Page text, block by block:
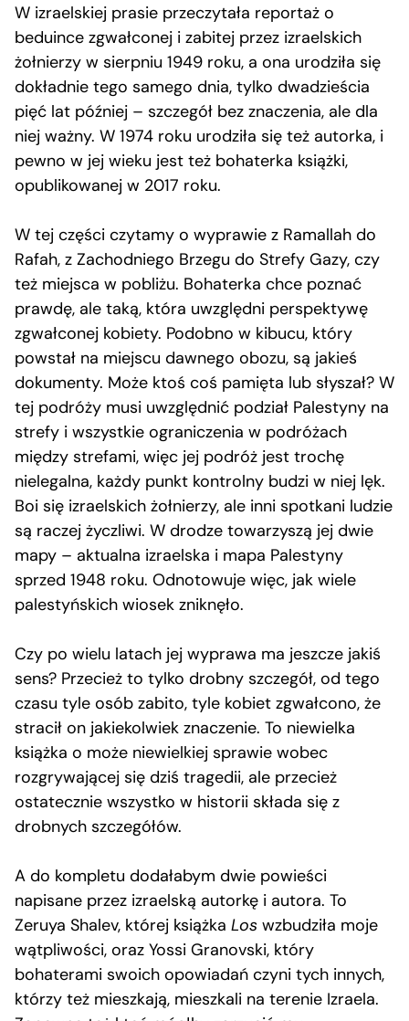
W izraelskiej prasie przeczytała reportaż o
beduince zgwałconej i zabitej przez izraelskich
żołnierzy w sierpniu 1949 roku, a ona urodziła się
dokładnie tego samego dnia, tylko dwadzieścia
pięć lat później – szczegół bez znaczenia, ale dla
niej ważny. W 1974 roku urodziła się też autorka, i
pewno w jej wieku jest też bohaterka książki,
opublikowanej w 2017 roku.
W tej części czytamy o wyprawie z Ramallah do
Rafah, z Zachodniego Brzegu do Strefy Gazy, czy
też miejsca w pobliżu. Bohaterka chce poznać
prawdę, ale taką, która uwzględni perspektywę
zgwałconej kobiety. Podobno w kibucu, który
powstał na miejscu dawnego obozu, są jakieś
dokumenty. Może ktoś coś pamięta lub słyszał? W
tej podróży musi uwzględnić podział Palestyny na
strefy i wszystkie ograniczenia w podróżach
między strefami, więc jej podróż jest trochę
nielegalna, każdy punkt kontrolny budzi w niej lęk.
Boi się izraelskich żołnierzy, ale inni spotkani ludzie
są raczej życzliwi. W drodze towarzyszą jej dwie
mapy – aktualna izraelska i mapa Palestyny
sprzed 1948 roku. Odnotowuje więc, jak wiele
palestyńskich wiosek zniknęło.
Czy po wielu latach jej wyprawa ma jeszcze jakiś
sens? Przecież to tylko drobny szczegół, od tego
czasu tyle osób zabito, tyle kobiet zgwałcono, że
stracił on jakiekolwiek znaczenie. To niewielka
książka o może niewielkiej sprawie wobec
rozgrywającej się dziś tragedii, ale przecież
ostatecznie wszystko w historii składa się z
drobnych szczegółów.
A do kompletu dodałabym dwie powieści
napisane przez izraelską autorkę i autora. To
Zeruya Shalev, której książka Los wzbudziła moje
wątpliwości, oraz Yossi Granovski, który
bohaterami swoich opowiadań czyni tych innych,
którzy też mieszkają, mieszkali na terenie Izraela.